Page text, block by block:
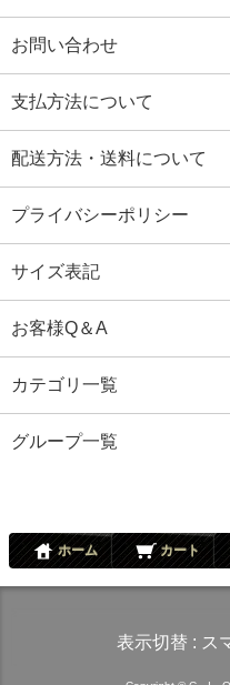
お問い合わせ
支払方法について
配送方法・送料について
プライバシーポリシー
サイズ表記
お客様Q＆A
カテゴリ一覧
グループ一覧
ホーム カート
表示切替 : ス